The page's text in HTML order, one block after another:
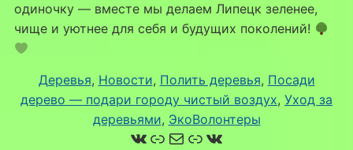
одиночку — вместе мы делаем Липецк зеленее,
чище и уютнее для себя и будущих поколений!
Деревья, Новости, Полить деревья, Посади
дерево — подари городу чистый воздух, Уход за
деревьями, ЭкоВолонтеры
ВКонтакте
Ссылка
Почта
Ссылка
ВКонтакте